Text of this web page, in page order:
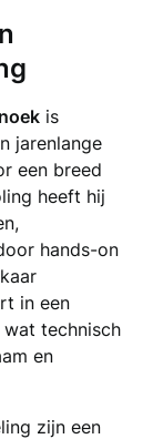
is
jarenlange
een breed
heeft hij
hands-on
in een
technisch
en
zijn een